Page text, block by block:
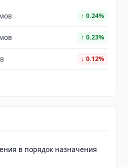
↑ 0.24%
↑ 0.23%
↓ 0.12%
в порядок назначения